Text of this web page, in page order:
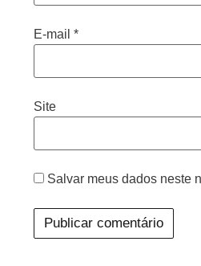
E-mail *
Site
Salvar meus dados neste